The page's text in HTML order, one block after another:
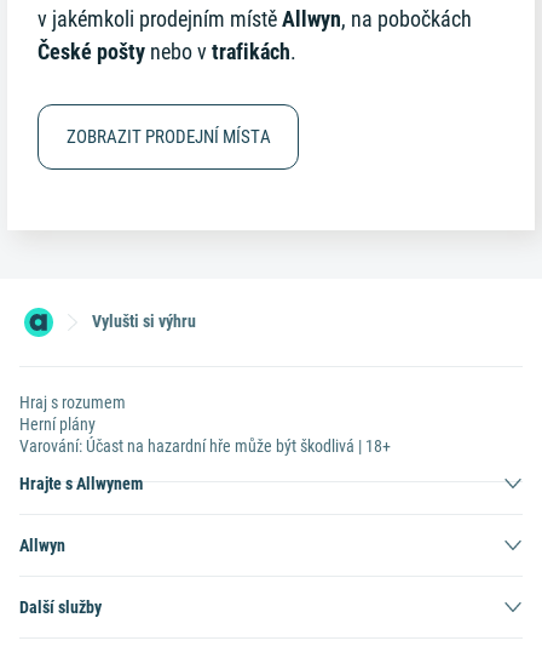
v jakémkoli prodejním místěAllwyn, na pobočkách
České pošty nebo vtrafikách.
ZOBRAZIT PRODEJNÍ MÍSTA
Vylušti si výhru
Hraj s rozumem
Herní plány
Varování: Účast na hazardní hře může být škodlivá | 18+
Hrajte s Allwynem
Allwyn
Další služby